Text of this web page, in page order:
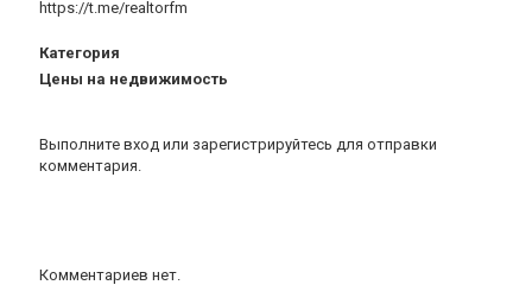
https://t.me/realtorfm
Категория
Цены на недвижимость
Выполните вход или зарегистрируйтесь для отправки
комментария.
Комментариев нет.